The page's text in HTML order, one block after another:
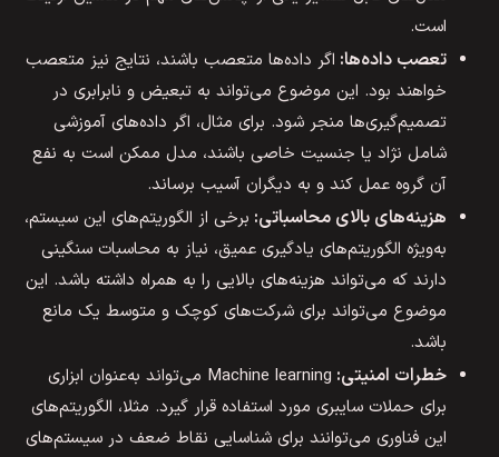
است.
تعصب داده‌ها: اگر داده‌ها متعصب باشند، نتایج نیز متعصب
خواهند بود. این موضوع می‌تواند به تبعیض و نابرابری در
تصمیم‌گیری‌ها منجر شود. برای مثال، اگر داده‌های آموزشی
شامل نژاد یا جنسیت خاصی باشند، مدل ممکن است به نفع
آن گروه عمل کند و به دیگران آسیب برساند.
هزینه‌های بالای محاسباتی: برخی از الگوریتم‌های این سیستم،
به‌ویژه الگوریتم‌های یادگیری عمیق، نیاز به محاسبات سنگینی
دارند که می‌تواند هزینه‌های بالایی را به همراه داشته باشد. این
موضوع می‌تواند برای شرکت‌های کوچک و متوسط یک مانع
باشد.
خطرات امنیتی:
Machine learning می‌تواند به‌عنوان ابزاری
برای حملات سایبری مورد استفاده قرار گیرد. مثلا، الگوریتم‌های
این فناوری می‌توانند برای شناسایی نقاط ضعف در سیستم‌های